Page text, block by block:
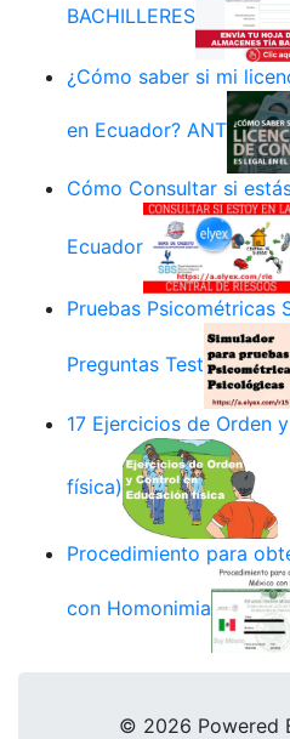
BACHILLERES
¿Cómo saber si mi
en Ecuador? ANT
Cómo Consultar si
Ecuador
Pruebas Psicométricas
Preguntas Test
17 Ejercicios de Orden
física)
Procedimiento para
con Homonimia
© 2026 Powered